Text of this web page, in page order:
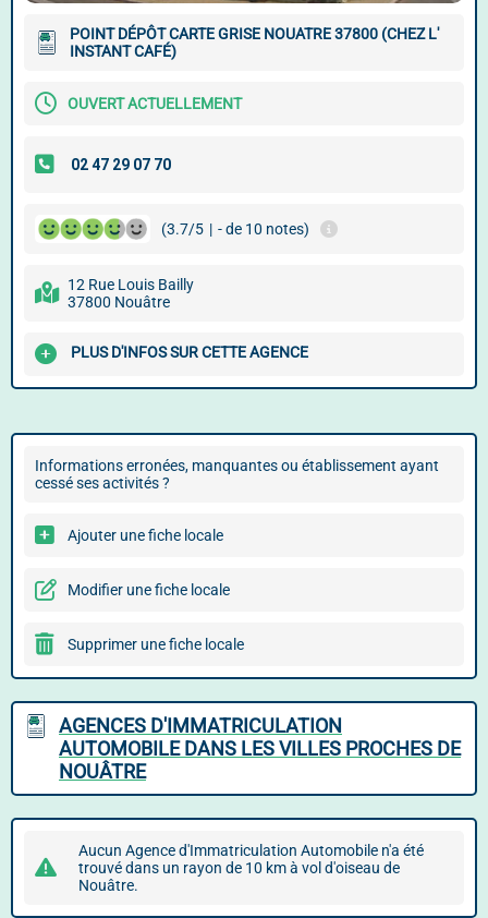
POINT DÉPÔT CARTE GRISE NOUATRE 37800 (CHEZ L'
INSTANT CAFÉ)
OUVERT ACTUELLEMENT
(3.7/5 | - de 10 notes)
12 Rue Louis Bailly
37800 Nouâtre
PLUS D'INFOS SUR CETTE AGENCE
Informations erronées, manquantes ou établissement ayant
cessé ses activités ?
Ajouter une fiche locale
Modifier une fiche locale
Supprimer une fiche locale
AGENCES D'IMMATRICULATION
AUTOMOBILE DANS LES VILLES PROCHES DE
NOUÂTRE
Aucun Agence d'Immatriculation Automobile n'a été
trouvé dans un rayon de 10 km à vol d'oiseau de
Nouâtre.